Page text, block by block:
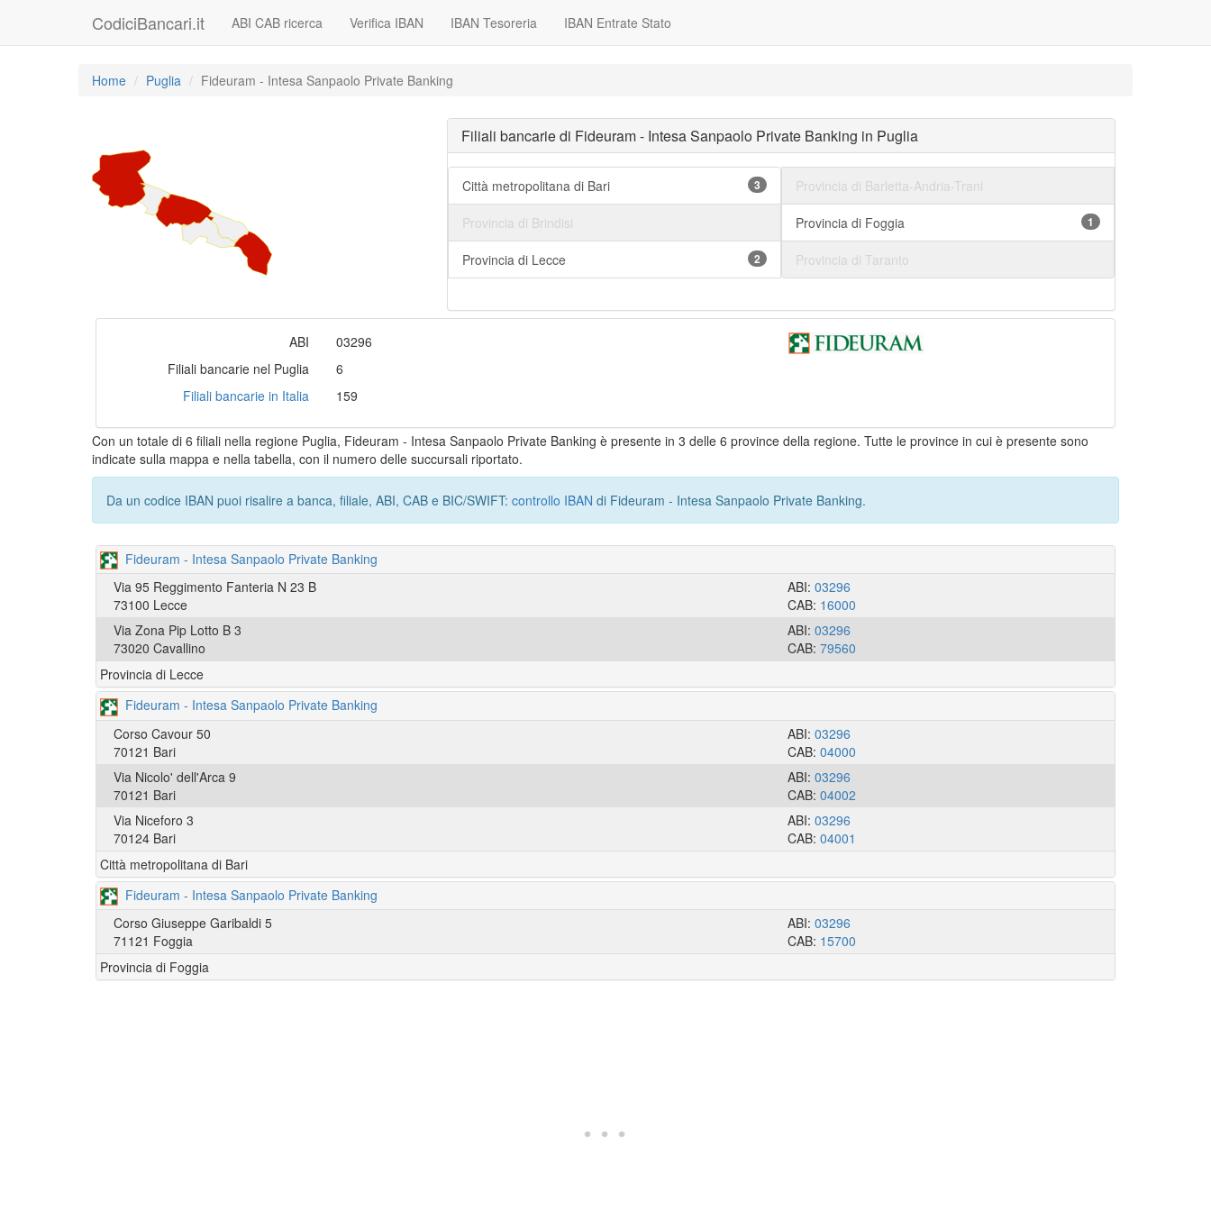
CodiciBancari.it ABI CAB ricerca Verifica IBAN IBAN Tesoreria IBAN Entrate Stato
Home Puglia Fideuram - Intesa Sanpaolo Private Banking
Filiali bancarie di Fideuram - Intesa Sanpaolo Private Banking in Puglia
Città metropolitana di Bari 3 Provincia di Barletta-Andria-Trani
Provincia di Brindisi Provincia di Foggia 1
Provincia di Lecce 2 Provincia di Taranto
ABI
03296
Filiali bancarie nel Puglia
6
Filiali bancarie in Italia
159
Con un totale di 6 filiali nella regione Puglia, Fideuram - Intesa Sanpaolo Private Banking è presente in 3 delle 6 province della regione. Tutte le province in cui è presente sono
indicate sulla mappa e nella tabella, con il numero delle succursali riportato.
Da un codice IBAN puoi risalire a banca, filiale, ABI, CAB e BIC/SWIFT: controllo IBAN di Fideuram - Intesa Sanpaolo Private Banking.
Fideuram - Intesa Sanpaolo Private Banking
Via 95 Reggimento Fanteria N 23 B
73100 Lecce
ABI: 03296
CAB: 16000
Via Zona Pip Lotto B 3
73020 Cavallino
ABI: 03296
CAB: 79560
Provincia di Lecce
Fideuram - Intesa Sanpaolo Private Banking
Corso Cavour 50
70121 Bari
ABI: 03296
CAB: 04000
Via Nicolo' dell'Arca 9
70121 Bari
ABI: 03296
CAB: 04002
Via Niceforo 3
70124 Bari
ABI: 03296
CAB: 04001
Città metropolitana di Bari
Fideuram - Intesa Sanpaolo Private Banking
Corso Giuseppe Garibaldi 5
71121 Foggia
ABI: 03296
CAB: 15700
Provincia di Foggia